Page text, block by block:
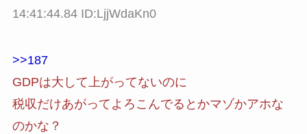
14:41:44.84 ID:LjjWdaKn0
>>187
GDPは大して上がってないのに
税収だけあがってよろこんでるとかマゾかアホな
のかな？